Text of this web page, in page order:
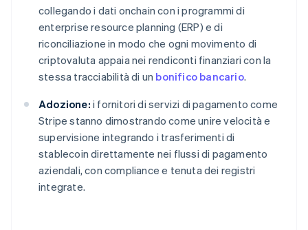
collegando i dati onchain con i programmi di
enterprise resource planning (ERP) e di
riconciliazione in modo che ogni movimento di
criptovaluta appaia nei rendiconti finanziari con la
stessa tracciabilità di un bonifico bancario.
Adozione: i fornitori di servizi di pagamento come
Stripe stanno dimostrando come unire velocità e
supervisione integrando i trasferimenti di
stablecoin direttamente nei flussi di pagamento
aziendali, con compliance e tenuta dei registri
integrate.